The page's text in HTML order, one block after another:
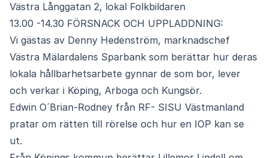
Västra Långgatan 2, lokal Folkbildaren
13.00 -14.30 FÖRSNACK OCH UPPLADDNING:
Vi gästas av Denny Hedenström, marknadschef
Västra Mälardalens Sparbank som berättar hur deras
lokala hållbarhetsarbete gynnar de som bor, lever
och verkar i Köping, Arboga och Kungsör.
Edwin O´Brian-Rodney från RF- SISU Västmanland
pratar om rätten till rörelse och hur en IOP kan se
ut.